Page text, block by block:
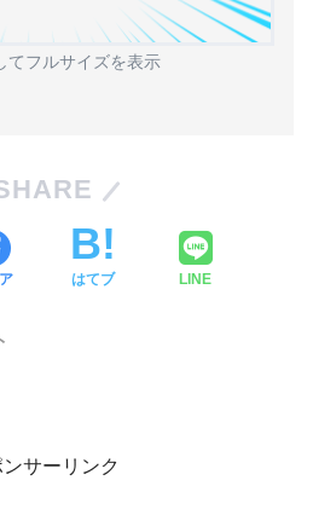
てフルサイズを表示
はてブ LINE
ンサーリンク